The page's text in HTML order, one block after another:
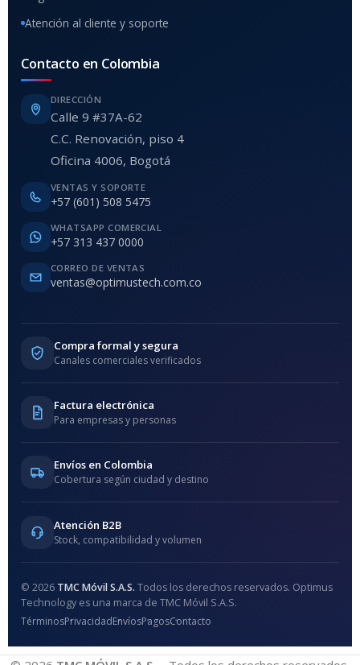
Atención al cliente y soporte
Contacto en Colombia
DIRECCIÓN
Calle 9 #37A-62
C.C. Renovación, piso 4
Oficina 4006, Bogotá
VENTAS Y SOPORTE
+57 (601) 508 5475
WHATSAPP COMERCIAL
+57 313 437 0000
CORREO DE VENTAS
ventas@optimustech.com.co
Compra formal y segura
Canales comerciales verificados
Factura electrónica
Para empresas y personas
Envíos en Colombia
Cobertura según ciudad y destino
Atención B2B
Stock, compatibilidad y volumen
© 2026 TMC Móvil S.A.S. Todos los derechos reservados. Optimus
Technology es una marca de TMC Móvil S.A.S.
TérminosPrivacidadEnvíosPagosContacto